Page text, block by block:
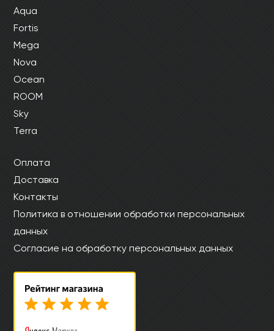
Aqua
Fortis
Mega
Nova
Ocean
ROOM
Sky
Terra
Оплата
Доставка
Контакты
Политика в отношении обработки персональных
данных
Согласие на обработку персональных данных